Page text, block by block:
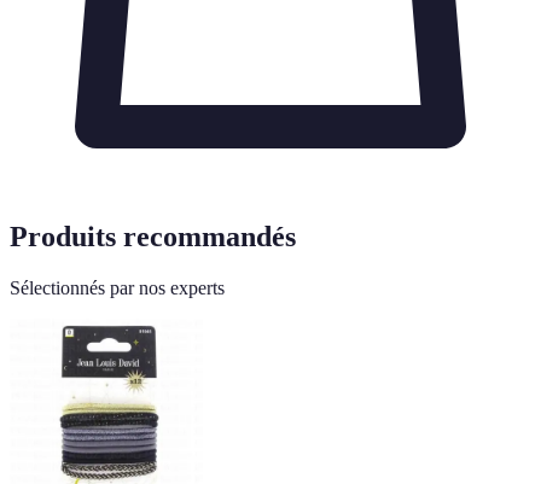
Produits recommandés
Sélectionnés par nos experts